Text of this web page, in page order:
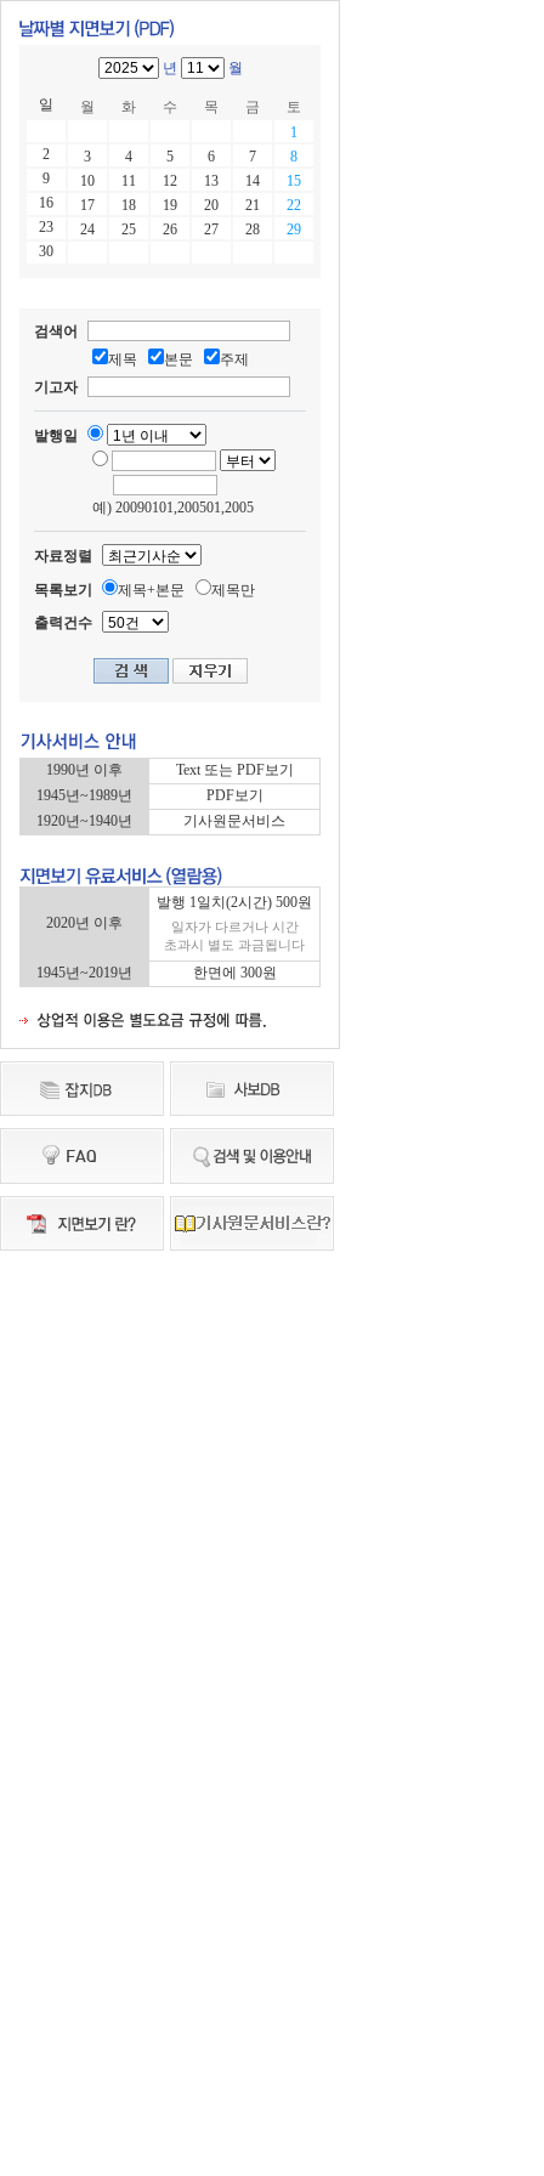
년 월
일 월 화 수 목 금
토
1
2
3 4 5 6 7
8
9
10 11 12 13 14
15
16
17 18 19 20 21
22
23
24 25 26 27 28
29
30
검색어
제목
본문
주제
기고자
발행일
예) 20090101,200501,2005
자료정렬
목록보기
제목+본문
제목만
출력건수
1990년 이후
Text 또는 PDF보기
1945년~1989년
PDF보기
1920년~1940년
기사원문서비스
2020년 이후
발행 1일치(2시간) 500원
일자가 다르거나 시간
초과시 별도 과금됩니다
1945년~2019년 한면에 300원